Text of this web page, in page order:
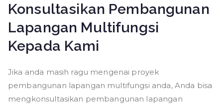
Konsultasikan Pembangunan
Lapangan Multifungsi
Kepada Kami
Jika anda masih ragu mengenai proyek
pembangunan lapangan multifungsi anda, Anda bisa
mengkonsultasikan pembangunan lapangan